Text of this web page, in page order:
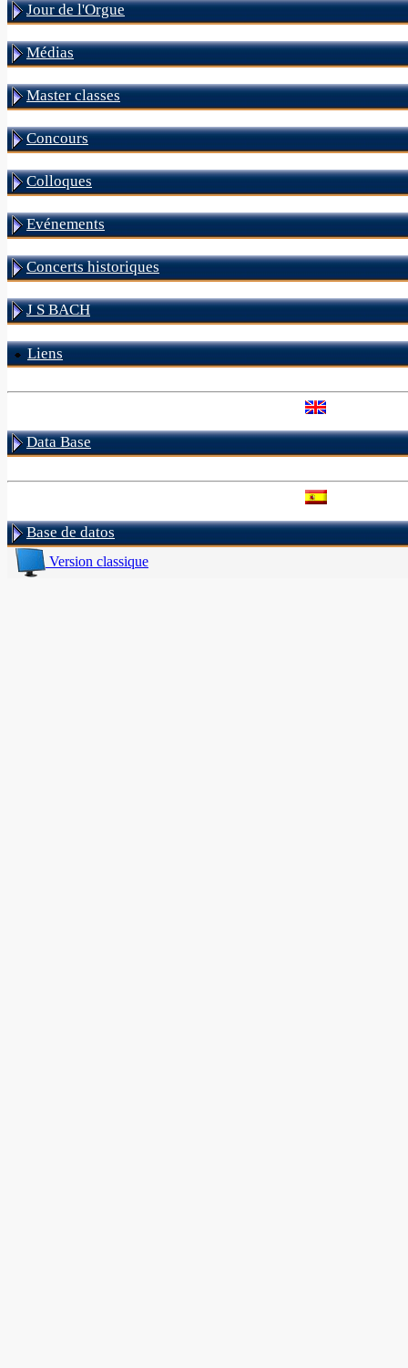
Jour de l'Orgue
Médias
Master classes
Concours
Colloques
Evénements
Concerts historiques
J S BACH
Liens
Data Base
Base de datos
Version classique